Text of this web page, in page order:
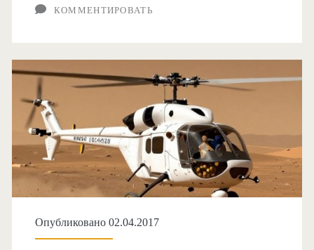
Титану
КОММЕНТИРОВАТЬ
Опубликовано 02.04.2017